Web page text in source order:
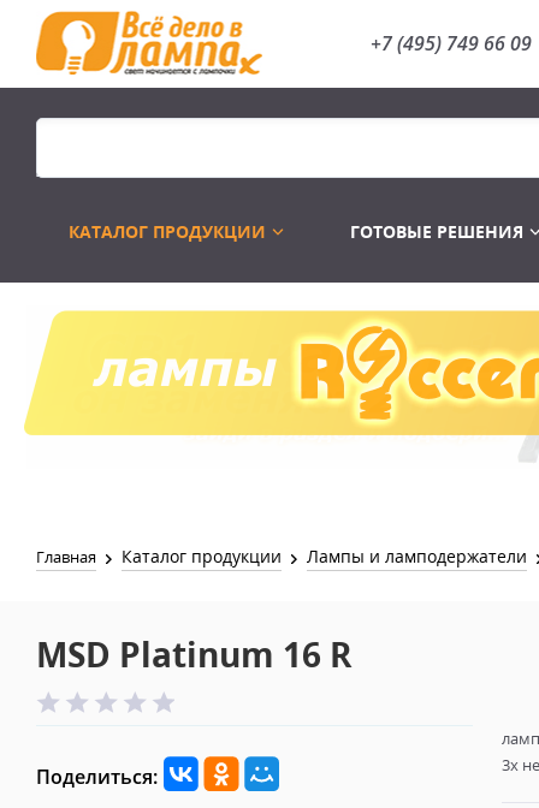
+7 (495) 749 66 09
КАТАЛОГ ПРОДУКЦИИ
Распродажа Лампы
ГОТОВЫЕ РЕШЕНИЯ
Главная Каталог продукции Лампы и ламподержатели
MSD Platinum 16 R
Поделиться:
3х